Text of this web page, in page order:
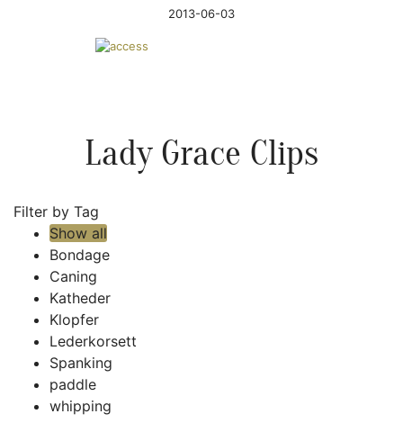
2013-06-03
Lady Grace Clips
Filter by Tag
Show all
Bondage
Caning
Katheder
Klopfer
Lederkorsett
Spanking
paddle
whipping